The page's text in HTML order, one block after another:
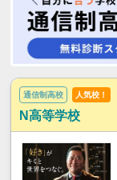
通信制高校 人気校！
N高等学校